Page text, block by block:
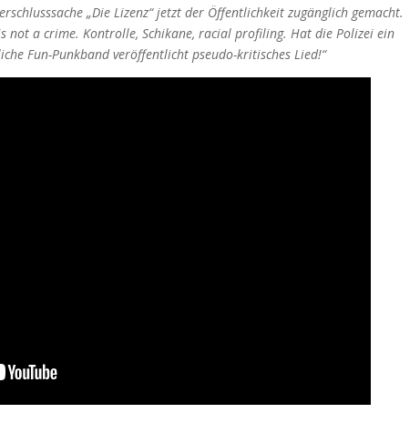
„Die Lizenz“ jetzt der Öffentlichkeit zugänglich gemacht.
not a crime. Kontrolle, Schikane, racial profiling. Hat die Polizei ein
Fun-Punkband veröffentlicht pseudo-kritisches Lied!“